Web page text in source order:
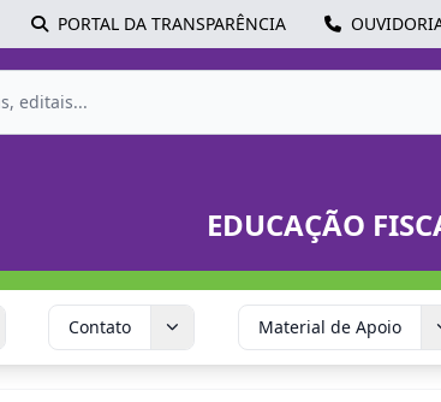
PORTAL DA TRANSPARÊNCIA
EDUCAÇÃO
Contato Material de Apoio